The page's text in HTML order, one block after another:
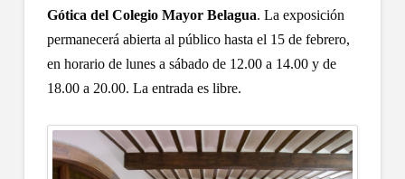
Gótica del Colegio Mayor Belagua. La exposición
permanecerá abierta al público hasta el 15 de febrero,
en horario de lunes a sábado de 12.00 a 14.00 y de
18.00 a 20.00. La entrada es libre.